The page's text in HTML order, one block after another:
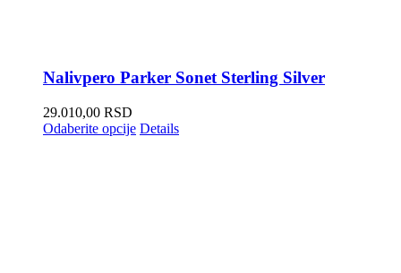
Nalivpero Parker Sonet Sterling Silver
29.010,00 RSD
Odaberite opcije Details